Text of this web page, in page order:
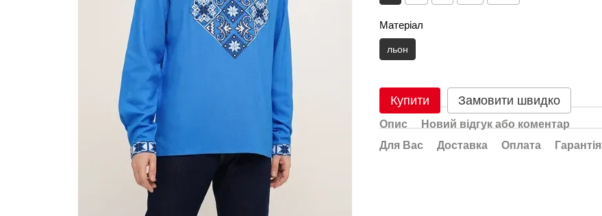
Матеріал
льон
Купити Замовити швидко
Опис
Новий відгук або коментар
Для Вас
Доставка Оплата Гарантія